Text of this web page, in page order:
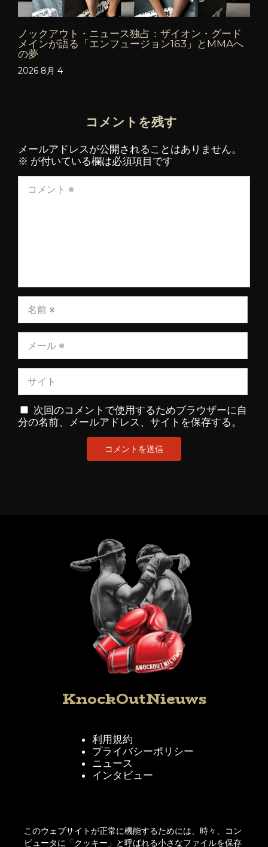
ノックアウト・ニュース独占：ザイオン・グード
メインが語る「エンフュージョン163」とMMAへ
の夢
2026 8月 4
コメントを残す
メールアドレスが公開されることはありません。
※ が付いている欄は必須項目です
次回のコメントで使用するためブラウザーに自
分の名前、メールアドレス、サイトを保存する。
KnockOutNieuws
利用規約
プライバシーポリシー
ニュース
インタビュー
このウェブサイトが正常に機能するためには、時々、コン
ピュータに「クッキー」と呼ばれる小さなファイルを保存